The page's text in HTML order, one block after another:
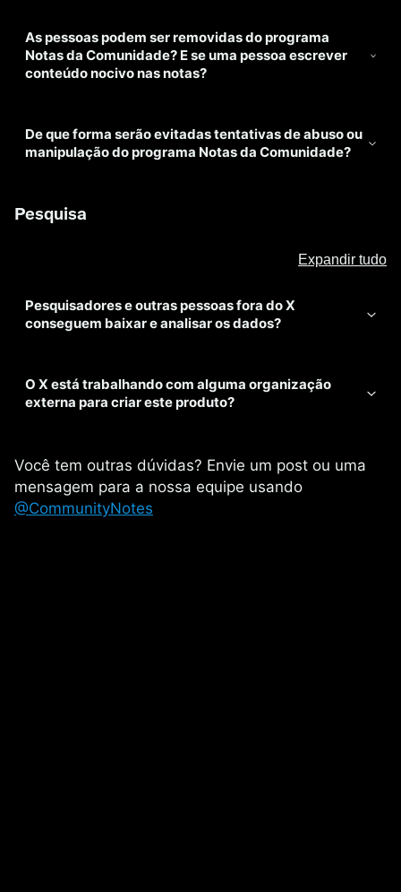
As pessoas podem ser removidas do programa
Notas da Comunidade? E se uma pessoa escrever
conteúdo nocivo nas notas?
De que forma serão evitadas tentativas de abuso ou
manipulação do programa Notas da Comunidade?
Pesquisa
Expandir tudo
Pesquisadores e outras pessoas fora do X
conseguem baixar e analisar os dados?
O X está trabalhando com alguma organização
externa para criar este produto?
Você tem outras dúvidas? Envie um post ou uma
mensagem para a nossa equipe usando
@CommunityNotes